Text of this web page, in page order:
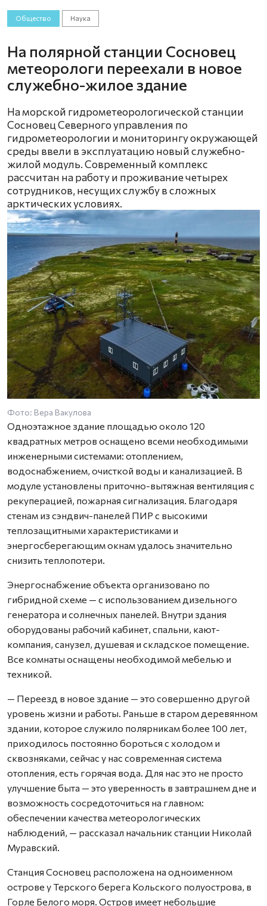
Общество Наука
На полярной станции Сосновец
метеорологи переехали в новое
служебно-жилое здание
На морской гидрометеорологической станции
Сосновец Северного управления по
гидрометеорологии и мониторингу окружающей
среды ввели в эксплуатацию новый служебно-
жилой модуль. Современный комплекс
рассчитан на работу и проживание четырех
сотрудников, несущих службу в сложных
арктических условиях.
Фото: Вера Вакулова
Одноэтажное здание площадью около 120
квадратных метров оснащено всеми необходимыми
инженерными системами: отоплением,
водоснабжением, очисткой воды и канализацией. В
модуле установлены приточно-вытяжная вентиляция с
рекуперацией, пожарная сигнализация. Благодаря
стенам из сэндвич-панелей ПИР с высокими
теплозащитными характеристиками и
энергосберегающим окнам удалось значительно
снизить теплопотери.
Энергоснабжение объекта организовано по
гибридной схеме — с использованием дизельного
генератора и солнечных панелей. Внутри здания
оборудованы рабочий кабинет, спальни, кают-
компания, санузел, душевая и складское помещение.
Все комнаты оснащены необходимой мебелью и
техникой.
— Переезд в новое здание — это совершенно другой
уровень жизни и работы. Раньше в старом деревянном
здании, которое служило полярникам более 100 лет,
приходилось постоянно бороться с холодом и
сквозняками, сейчас у нас современная система
отопления, есть горячая вода. Для нас это не просто
улучшение быта — это уверенность в завтрашнем дне и
возможность сосредоточиться на главном:
обеспечении качества метеорологических
наблюдений, — рассказал начальник станции Николай
Муравский.
Станция Сосновец расположена на одноименном
острове у Терского берега Кольского полуострова, в
Горле Белого моря. Остров имеет небольшие